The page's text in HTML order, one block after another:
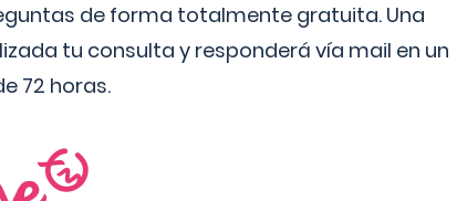
de forma totalmente gratuita. Una
tu consulta y responderá vía mail en un
72 horas.